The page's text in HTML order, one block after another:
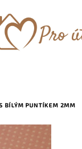
BÍLÝM PUNTÍKEM 2MM